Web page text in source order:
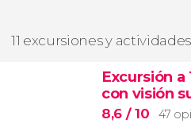
11 excursiones y
Excursión
con visión
8,6 / 10 47